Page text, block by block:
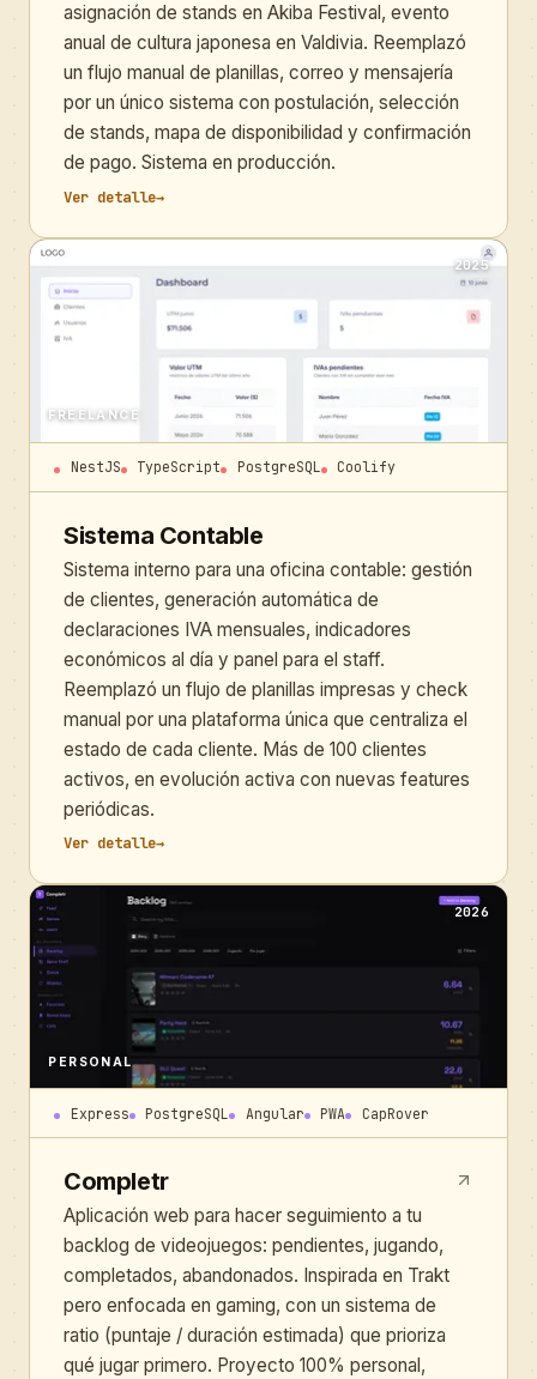
asignación de stands en Akiba Festival, evento
anual de cultura japonesa en Valdivia. Reemplazó
un flujo manual de planillas, correo y mensajería
por un único sistema con postulación, selección
de stands, mapa de disponibilidad y confirmación
de pago. Sistema en producción.
Ver detalle→
2025
FREELANCE
NestJS TypeScript PostgreSQL Coolify
Sistema Contable
Sistema interno para una oficina contable: gestión
de clientes, generación automática de
declaraciones IVA mensuales, indicadores
económicos al día y panel para el staff.
Reemplazó un flujo de planillas impresas y check
manual por una plataforma única que centraliza el
estado de cada cliente. Más de 100 clientes
activos, en evolución activa con nuevas features
periódicas.
Ver detalle→
2026
PERSONAL
Express PostgreSQL Angular PWA CapRover
Completr
Aplicación web para hacer seguimiento a tu
backlog de videojuegos: pendientes, jugando,
completados, abandonados. Inspirada en Trakt
pero enfocada en gaming, con un sistema de
ratio (puntaje / duración estimada) que prioriza
qué jugar primero. Proyecto 100% personal,